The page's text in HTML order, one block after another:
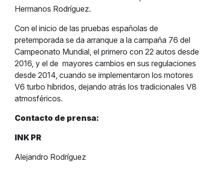
Hermanos Rodríguez.
Con el inicio de las pruebas españolas de
pretemporada se da arranque a la campaña 76 del
Campeonato Mundial, el primero con 22 autos desde
2016, y el de mayores cambios en sus regulaciones
desde 2014, cuando se implementaron los motores
V6 turbo híbridos, dejando atrás los tradicionales V8
atmosféricos.
Contacto de prensa:
INK PR
Alejandro Rodríguez